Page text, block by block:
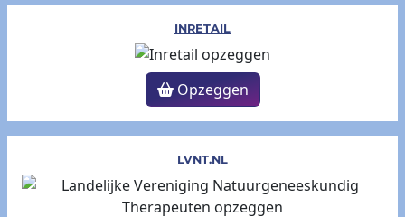
INRETAIL
Opzeggen
LVNT.NL